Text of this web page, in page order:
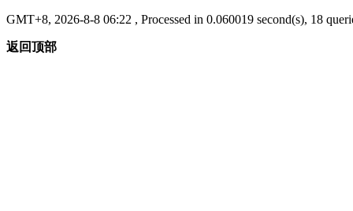
GMT+8, 2026-8-8 06:22 , Processed in 0.060019 second(s), 18
返回顶部